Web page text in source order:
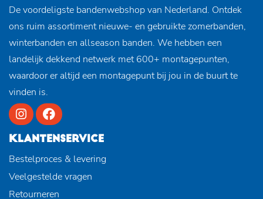
De voordeligste bandenwebshop van Nederland. Ontdek
ons ruim assortiment nieuwe- en gebruikte zomerbanden,
winterbanden en allseason banden. We hebben een
landelijk dekkend netwerk met 600+ montagepunten,
waardoor er altijd een montagepunt bij jou in de buurt te
vinden is.
KLANTENSERVICE
Bestelproces & levering
Veelgestelde vragen
Retourneren